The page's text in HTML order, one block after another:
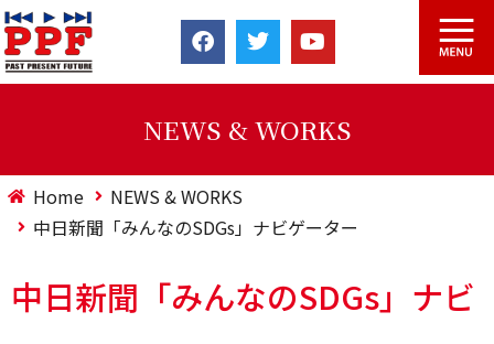
NEWS & WORKS
Home
NEWS & WORKS
中日新聞「みんなのSDGs」ナビゲーター
中日新聞「みんなのSDGs」ナビ